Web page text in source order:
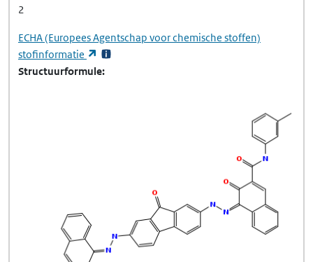
2
ECHA(Europees Agentschap voor chemische stoffen)
stofinformatie
(opent in een nieuw tabblad)
Structuurformule